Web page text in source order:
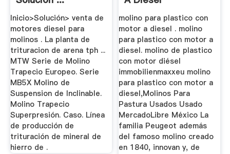
Inicio>Solución> venta de
motores diesel para
molinos . La planta de
trituracion de arena tph ...
MTW Serie de Molino
Trapecio Europeo. Serie
MB5X Molino de
Suspension de Inclinable.
Molino Trapecio
Superpresión. Caso. Línea
de producción de
trituración de mineral de
hierro de .
molino para plastico con
motor a diesel . molino
para plastico con motor a
diesel. molino de plastico
con motor diésel
immobilienmaxxeu molino
para plastico con motor a
diesel,Molinos Para
Pastura Usados Usado
MercadoLibre México La
familia Peugeot además
del famoso molino creado
en 1840, innovan y, de